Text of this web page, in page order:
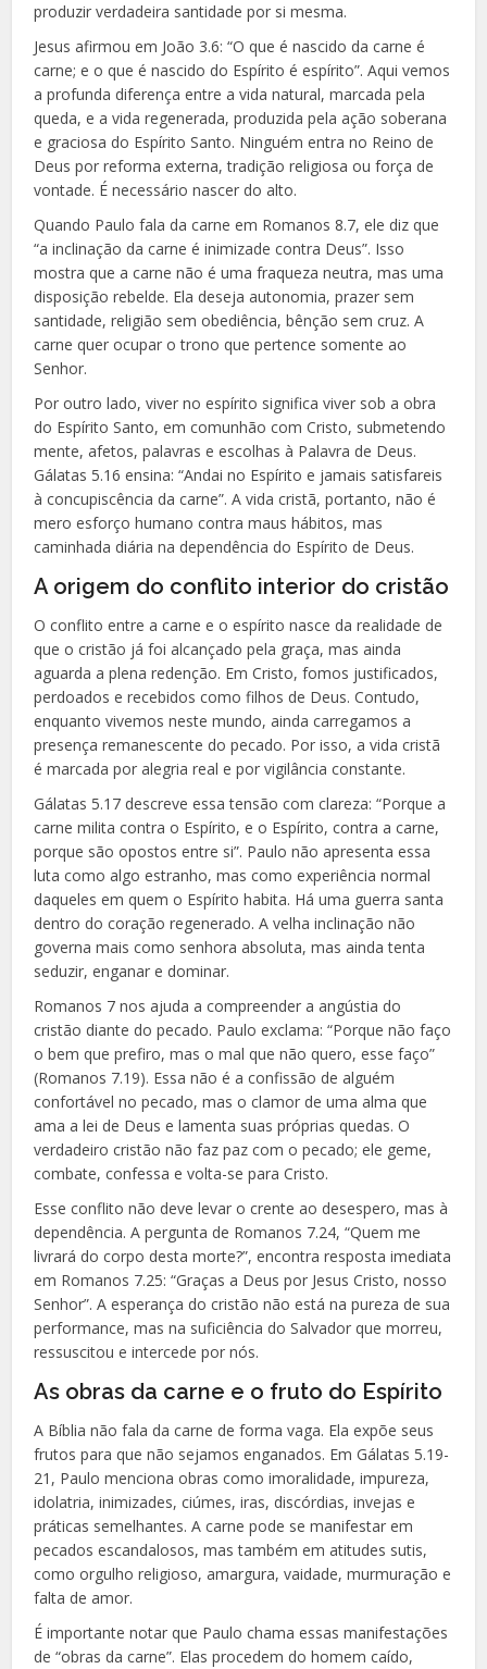
produzir verdadeira santidade por si mesma.
Jesus afirmou em João 3.6: “O que é nascido da carne é
carne; e o que é nascido do Espírito é espírito”. Aqui vemos
a profunda diferença entre a vida natural, marcada pela
queda, e a vida regenerada, produzida pela ação soberana
e graciosa do Espírito Santo. Ninguém entra no Reino de
Deus por reforma externa, tradição religiosa ou força de
vontade. É necessário nascer do alto.
Quando Paulo fala da carne em Romanos 8.7, ele diz que
“a inclinação da carne é inimizade contra Deus”. Isso
mostra que a carne não é uma fraqueza neutra, mas uma
disposição rebelde. Ela deseja autonomia, prazer sem
santidade, religião sem obediência, bênção sem cruz. A
carne quer ocupar o trono que pertence somente ao
Senhor.
Por outro lado, viver no espírito significa viver sob a obra
do Espírito Santo, em comunhão com Cristo, submetendo
mente, afetos, palavras e escolhas à Palavra de Deus.
Gálatas 5.16 ensina: “Andai no Espírito e jamais satisfareis
à concupiscência da carne”. A vida cristã, portanto, não é
mero esforço humano contra maus hábitos, mas
caminhada diária na dependência do Espírito de Deus.
A origem do conflito interior do cristão
O conflito entre a carne e o espírito nasce da realidade de
que o cristão já foi alcançado pela graça, mas ainda
aguarda a plena redenção. Em Cristo, fomos justificados,
perdoados e recebidos como filhos de Deus. Contudo,
enquanto vivemos neste mundo, ainda carregamos a
presença remanescente do pecado. Por isso, a vida cristã
é marcada por alegria real e por vigilância constante.
Gálatas 5.17 descreve essa tensão com clareza: “Porque a
carne milita contra o Espírito, e o Espírito, contra a carne,
porque são opostos entre si”. Paulo não apresenta essa
luta como algo estranho, mas como experiência normal
daqueles em quem o Espírito habita. Há uma guerra santa
dentro do coração regenerado. A velha inclinação não
governa mais como senhora absoluta, mas ainda tenta
seduzir, enganar e dominar.
Romanos 7 nos ajuda a compreender a angústia do
cristão diante do pecado. Paulo exclama: “Porque não faço
o bem que prefiro, mas o mal que não quero, esse faço”
(Romanos 7.19). Essa não é a confissão de alguém
confortável no pecado, mas o clamor de uma alma que
ama a lei de Deus e lamenta suas próprias quedas. O
verdadeiro cristão não faz paz com o pecado; ele geme,
combate, confessa e volta-se para Cristo.
Esse conflito não deve levar o crente ao desespero, mas à
dependência. A pergunta de Romanos 7.24, “Quem me
livrará do corpo desta morte?”, encontra resposta imediata
em Romanos 7.25: “Graças a Deus por Jesus Cristo, nosso
Senhor”. A esperança do cristão não está na pureza de sua
performance, mas na suficiência do Salvador que morreu,
ressuscitou e intercede por nós.
As obras da carne e o fruto do Espírito
A Bíblia não fala da carne de forma vaga. Ela expõe seus
frutos para que não sejamos enganados. Em Gálatas 5.19-
21, Paulo menciona obras como imoralidade, impureza,
idolatria, inimizades, ciúmes, iras, discórdias, invejas e
práticas semelhantes. A carne pode se manifestar em
pecados escandalosos, mas também em atitudes sutis,
como orgulho religioso, amargura, vaidade, murmuração e
falta de amor.
É importante notar que Paulo chama essas manifestações
de “obras da carne”. Elas procedem do homem caído,